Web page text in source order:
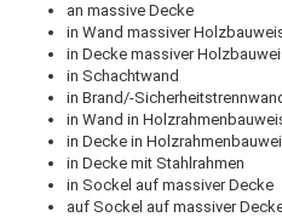
an massive Decke
in Wand massiver
in Decke massiver
in Schachtwand
in Brand/-
in Wand in
in Decke in
in Decke mit Stahlrahmen
in Sockel auf massiver Decke
auf Sockel auf massiver